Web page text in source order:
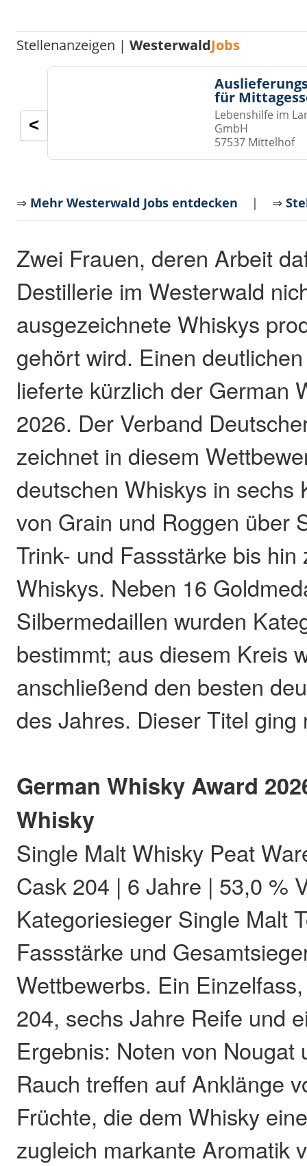
Stellenanzeigen |WesterwaldJobs
für
Lebenshilfe im
GmbH
57537 Mittelhof
<
⇒ Mehr Westerwald Jobs entdecken | ⇒
Zwei Frauen, deren Arbeit
Destillerie im Westerwald
ausgezeichnete Whiskys
gehört wird. Einen
lieferte kürzlich der German
2026. Der Verband
zeichnet in diesem
deutschen Whiskys in sechs
von Grain und Roggen über
Trink- und Fassstärke bis
Whiskys. Neben 16
Silbermedaillen wurden
bestimmt; aus diesem Kreis
anschließend den besten
des Jahres. Dieser Titel ging
German Whisky Award
Whisky
Single Malt Whisky Peat
Cask 204 | 6 Jahre | 53,0 %
Kategoriesieger Single Malt
Fassstärke und
Wettbewerbs. Ein
204, sechs Jahre Reife und
Ergebnis: Noten von Nougat
Rauch treffen auf Anklänge
Früchte, die dem Whisky
zugleich markante Aromatik